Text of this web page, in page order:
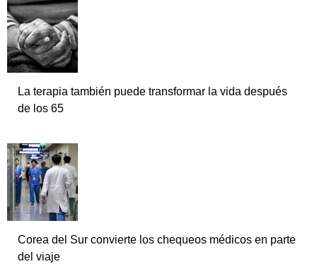
La terapia también puede transformar la vida después
de los 65
Corea del Sur convierte los chequeos médicos en parte
del viaje